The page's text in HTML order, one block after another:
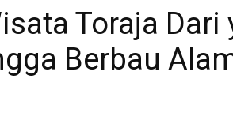
Toraja Dari
Berbau